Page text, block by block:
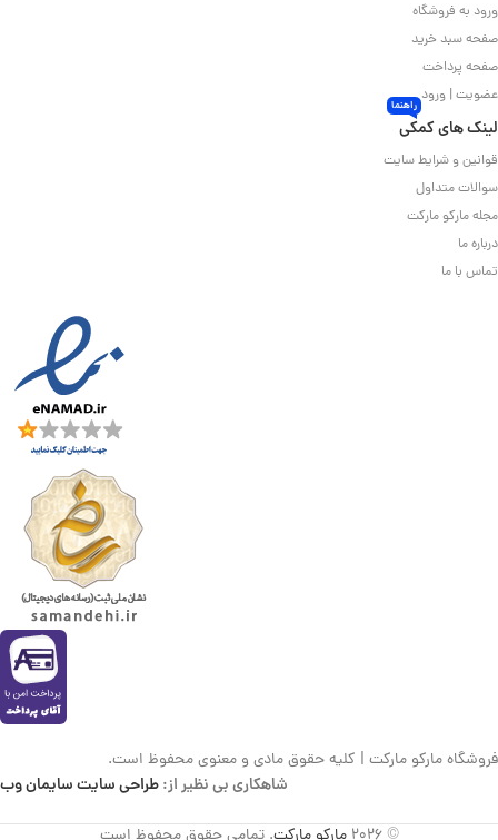
ورود به فروشگاه
صفحه سبد خرید
صفحه پرداخت
عضویت | ورود
لینک های کمکی
راهنما
قوانین و شرایط سایت
سوالات متداول
مجله مارکو مارکت
درباره ما
تماس با ما
فروشگاه مارکو مارکت | کلیه حقوق مادی و معنوی محفوظ است.
شاهکاری بی نظیر از:طراحی سایت سایمان وب